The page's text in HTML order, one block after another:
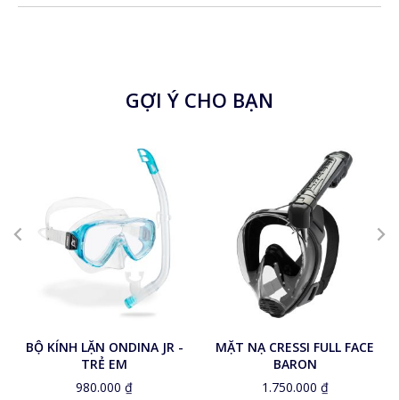
GỢI Ý CHO BẠN
Pink
BỘ KÍNH LẶN ONDINA JR -
TRẺ EM
980.000 ₫
MẶT NẠ CRESSI FULL FACE
BARON
1.750.000 ₫